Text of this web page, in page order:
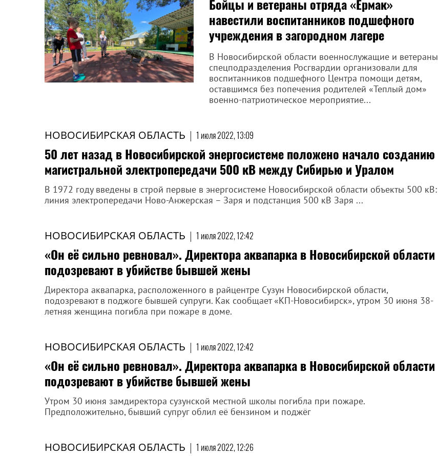
Бойцы и ветераны отряда «Ермак»
навестили воспитанников подшефного
учреждения в загородном лагере
В Новосибирской области военнослужащие и ветераны
спецподразделения Росгвардии организовали для
воспитанников подшефного Центра помощи детям,
оставшимся без попечения родителей «Теплый дом»
военно-патриотическое мероприятие...
НОВОСИБИРСКАЯ ОБЛАСТЬ | 1 июля 2022, 13:09
50 лет назад в Новосибирской энергосистеме положено начало созданию
магистральной электропередачи 500 кВ между Сибирью и Уралом
В 1972 году введены в строй первые в энергосистеме Новосибирской области объекты 500 кВ:
линия электропередачи Ново-Анжерская – Заря и подстанция 500 кВ Заря ...
НОВОСИБИРСКАЯ ОБЛАСТЬ | 1 июля 2022, 12:42
«Он её сильно ревновал». Директора аквапарка в Новосибирской области
подозревают в убийстве бывшей жены
Директора аквапарка, расположенного в райцентре Сузун Новосибирской области,
подозревают в поджоге бывшей супруги. Как сообщает «КП-Новосибирск», утром 30 июня 38-
летняя женщина погибла при пожаре в доме.
НОВОСИБИРСКАЯ ОБЛАСТЬ | 1 июля 2022, 12:42
«Он её сильно ревновал». Директора аквапарка в Новосибирской области
подозревают в убийстве бывшей жены
Утром 30 июня замдиректора сузунской местной школы погибла при пожаре.
Предположительно, бывший супруг облил её бензином и поджёг
НОВОСИБИРСКАЯ ОБЛАСТЬ | 1 июля 2022, 12:26